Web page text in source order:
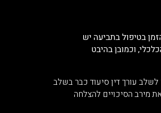
בטיפול בתביעה יש
וכמובן בהיבט
עורך דין סיעוד כבר בשלב
מירב הסיכויים להצלחה